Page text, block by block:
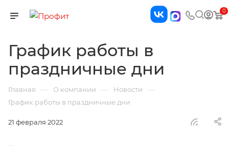
0
График работы в
праздничные дни
Главная — О компании — Новости —
График работы в праздничные дни
21 февраля 2022